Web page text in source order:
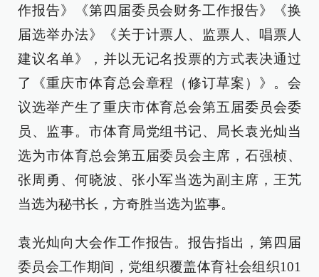
作报告》《第四届委员会财务工作报告》《换
届选举办法》《关于计票人、监票人、唱票人
建议名单》，并以无记名投票的方式表决通过
了《重庆市体育总会章程（修订草案）》。会
议选举产生了重庆市体育总会第五届委员会委
员、监事。市体育局党组书记、局长袁光灿当
选为市体育总会第五届委员会主席，石强桢、
张周勇、何晓波、张小军当选为副主席，王艽
当选为秘书长，方奇胜当选为监事。
袁光灿向大会作工作报告。报告指出，第四届
委员会工作期间，党组织覆盖体育社会组织101